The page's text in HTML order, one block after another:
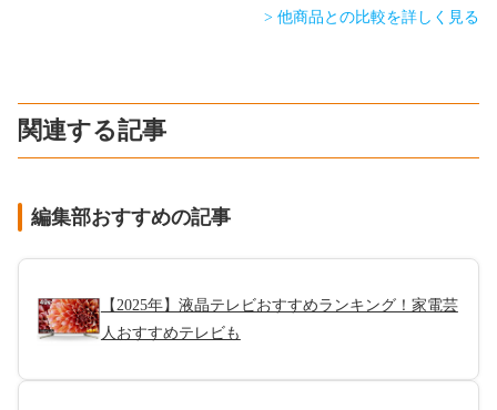
> 他商品との比較を詳しく見る
関連する記事
編集部おすすめの記事
【2025年】液晶テレビおすすめランキング！家電芸
人おすすめテレビも